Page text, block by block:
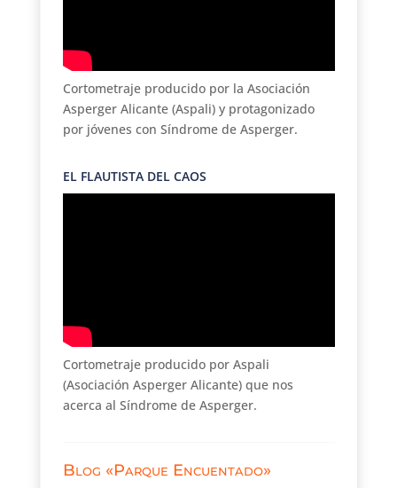
Cortometraje producido por la Asociación
Asperger Alicante (Aspali) y protagonizado
por jóvenes con Síndrome de Asperger.
EL FLAUTISTA DEL CAOS
Cortometraje producido por Aspali
(Asociación Asperger Alicante) que nos
acerca al Síndrome de Asperger.
Blog «Parque Encuentado»